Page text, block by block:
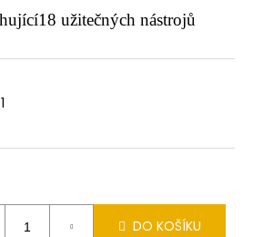
užitečných nástrojů
DO KOŠÍKU